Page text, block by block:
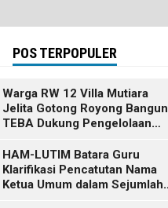
POS TERPOPULER
Warga RW 12 Villa Mutiara
Jelita Gotong Royong Bangun
TEBA Dukung Pengelolaan
HAM-LUTIM Batara Guru
Klarifikasi Pencatutan Nama
Ketua Umum dalam Sejumlah